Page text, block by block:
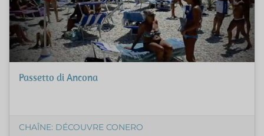
Passetto di Ancona
CHAÎNE: DÉCOUVRE CONERO